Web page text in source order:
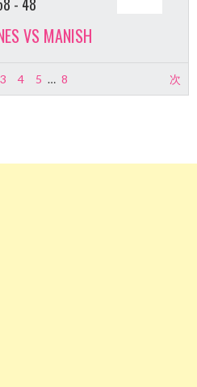
VS MANISH
3 4 5 … 8 次